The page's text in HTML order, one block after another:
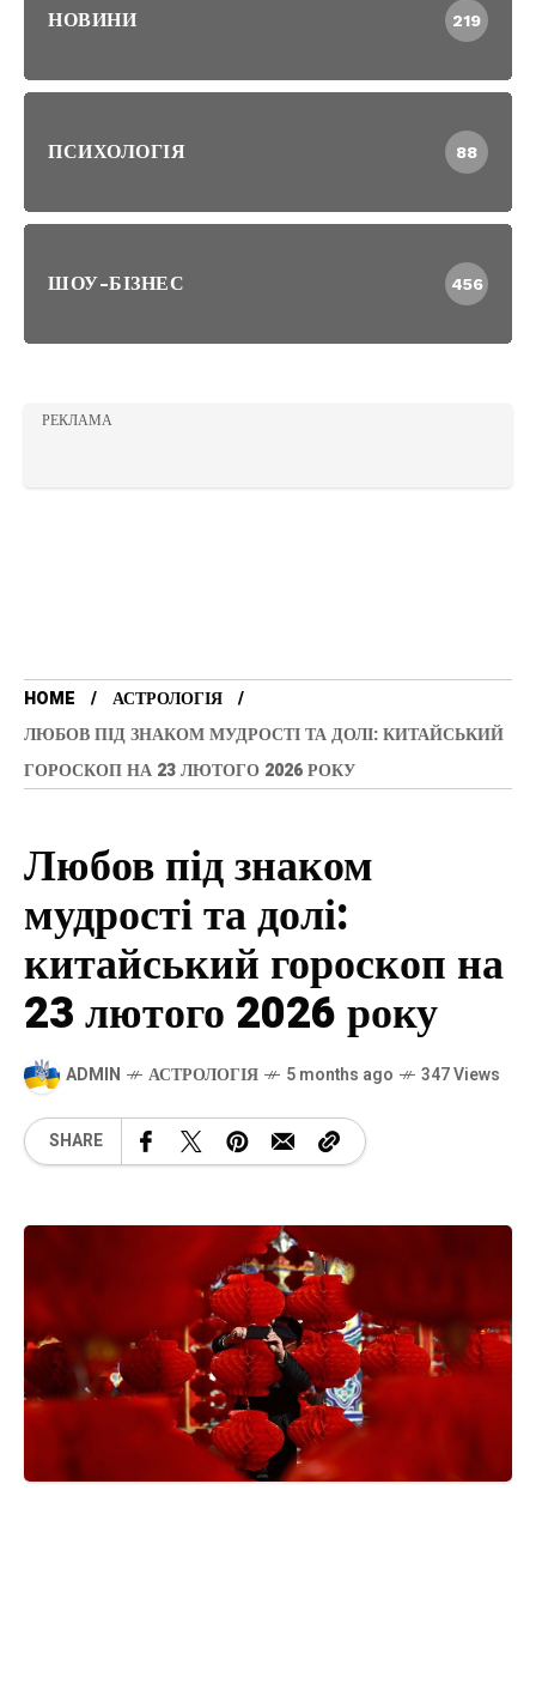
НОВИНИ 219
ПСИХОЛОГІЯ 88
ШОУ-БІЗНЕС 456
РЕКЛАМА
HOME
АСТРОЛОГІЯ
ЛЮБОВ ПІД ЗНАКОМ МУДРОСТІ ТА ДОЛІ: КИТАЙСЬКИЙ
ГОРОСКОП НА 23 ЛЮТОГО 2026 РОКУ
Любов під знаком
мудрості та долі:
китайський гороскоп на
23 лютого 2026 року
ADMIN АСТРОЛОГІЯ 5 months ago 347 Views
SHARE